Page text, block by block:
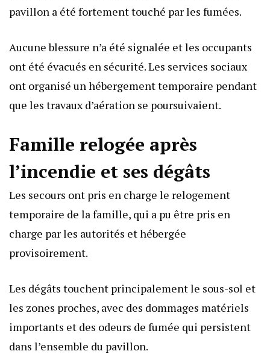
pavillon a été fortement touché par les fumées.
Aucune blessure n’a été signalée et les occupants
ont été évacués en sécurité. Les services sociaux
ont organisé un hébergement temporaire pendant
que les travaux d’aération se poursuivaient.
Famille relogée après
l’incendie et ses dégâts
Les secours ont pris en charge le relogement
temporaire de la famille, qui a pu être pris en
charge par les autorités et hébergée
provisoirement.
Les dégâts touchent principalement le sous-sol et
les zones proches, avec des dommages matériels
importants et des odeurs de fumée qui persistent
dans l’ensemble du pavillon.